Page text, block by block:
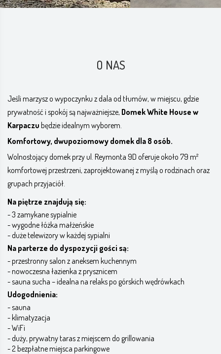
O NAS
Jeśli marzysz o wypoczynku z dala od tłumów, w miejscu, gdzie
prywatność i spokój są najważniejsze, Domek White House w
Karpaczu będzie idealnym wyborem.
Komfortowy, dwupoziomowy domek dla 8 osób.
Wolnostojący domek przy ul. Reymonta 9D oferuje około 79 m²
komfortowej przestrzeni, zaprojektowanej z myślą o rodzinach oraz
grupach przyjaciół.
Na piętrze znajdują się:
- 3 zamykane sypialnie
- wygodne łóżka małżeńskie
- duże telewizory w każdej sypialni
Na parterze do dyspozycji gości są:
- przestronny salon z aneksem kuchennym
- nowoczesna łazienka z prysznicem
- sauna sucha – idealna na relaks po górskich wędrówkach
Udogodnienia:
- sauna
- klimatyzacja
- WiFi
- duży, prywatny taras z miejscem do grillowania
- 2 bezpłatne miejsca parkingowe